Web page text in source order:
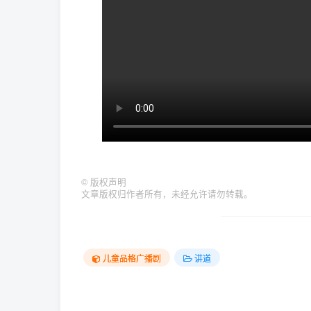
© 版权声明
文章版权归作者所有，未经允许请勿转载。
儿童品格广播剧 讲道